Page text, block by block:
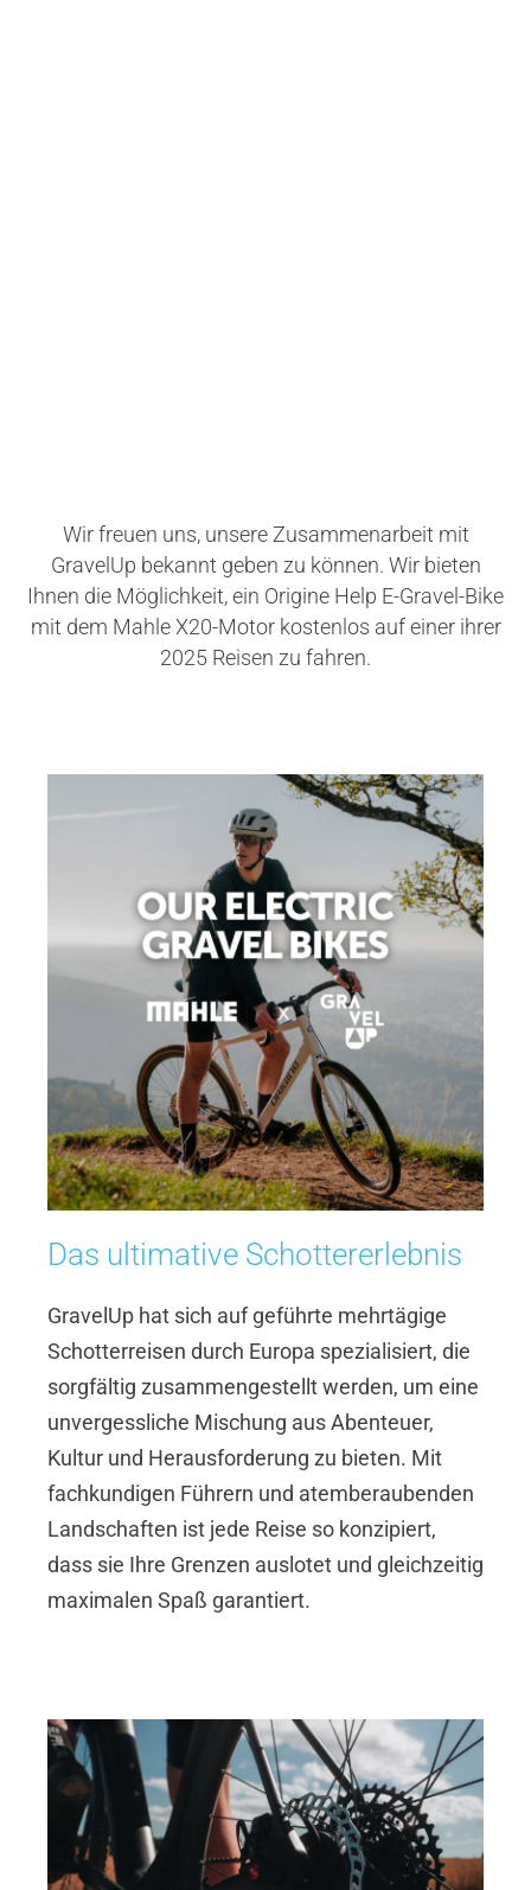
Wir freuen uns, unsere Zusammenarbeit mit
GravelUp bekannt geben zu können. Wir bieten
Ihnen die Möglichkeit, ein Origine Help E-Gravel-Bike
mit dem Mahle X20-Motor kostenlos auf einer ihrer
2025 Reisen zu fahren.
Das ultimative Schottererlebnis
GravelUp hat sich auf geführte mehrtägige
Schotterreisen durch Europa spezialisiert, die
sorgfältig zusammengestellt werden, um eine
unvergessliche Mischung aus Abenteuer,
Kultur und Herausforderung zu bieten. Mit
fachkundigen Führern und atemberaubenden
Landschaften ist jede Reise so konzipiert,
dass sie Ihre Grenzen auslotet und gleichzeitig
maximalen Spaß garantiert.